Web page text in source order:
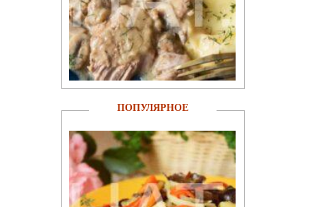
ПОПУЛЯРНОЕ